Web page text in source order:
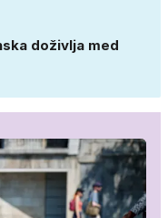
doživlja med